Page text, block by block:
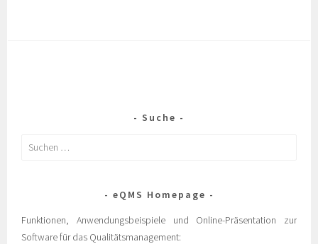
Suche
eQMS Homepage
Funktionen, Anwendungsbeispiele und Online-Präsentation zur
Software für das Qualitätsmanagement: